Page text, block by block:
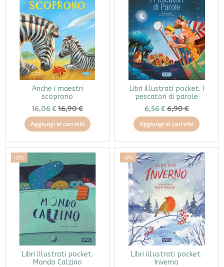
Anche i maestri
scoprono
16,06 €16,90 €
Aggiungi al carrello
Libri illustrati pocket. I
pescatori di parole
6,56 €6,90 €
Aggiungi al carrello
-5%
Libri illustrati pocket.
Mondo Calzino
-5%
Libri illustrati pocket.
Inverno